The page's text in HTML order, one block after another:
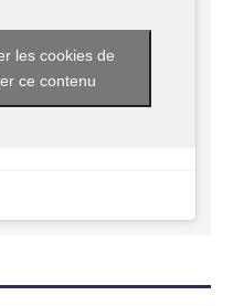
les cookies de
ce contenu